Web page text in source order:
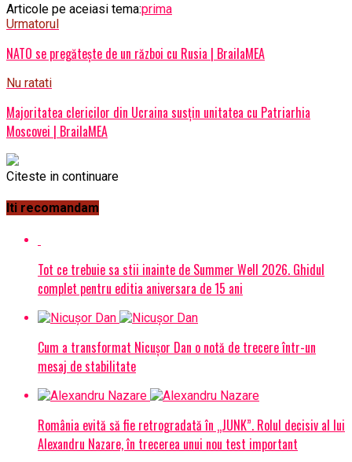
Articole pe aceiasi tema:prima
Urmatorul
NATO se pregătește de un război cu Rusia | BrailaMEA
Nu ratati
Majoritatea clericilor din Ucraina susțin unitatea cu Patriarhia
Moscovei | BrailaMEA
Citeste in continuare
Iti recomandam
Tot ce trebuie sa stii inainte de Summer Well 2026. Ghidul
complet pentru editia aniversara de 15 ani
Cum a transformat Nicușor Dan o notă de trecere într-un
mesaj de stabilitate
România evită să fie retrogradată în „JUNK”. Rolul decisiv al lui
Alexandru Nazare, în trecerea unui nou test important